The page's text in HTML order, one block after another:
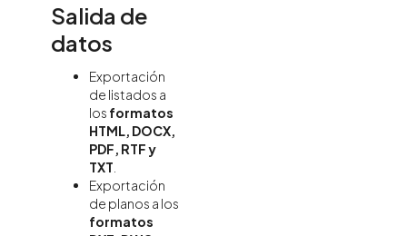
Salida de
datos
Exportación
de listados a
los formatos
HTML, DOCX,
PDF, RTF y
TXT
Exportación
de planos a los
formatos